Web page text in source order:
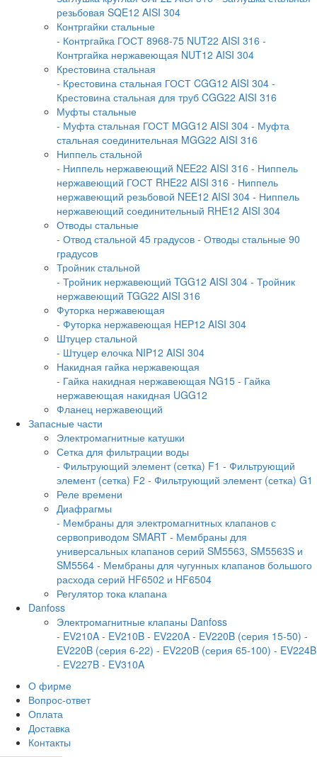
резьбовая SQE12 AISI 304
Контргайки стальные
- Контргайка ГОСТ 8968-75 NUT22 AISI 316 -
Контргайка нержавеющая NUT12 AISI 304
Крестовина стальная
- Крестовина стальная ГОСТ CGG12 AISI 304 -
Крестовина стальная для труб CGG22 AISI 316
Муфты стальные
- Муфта стальная ГОСТ MGG12 AISI 304 - Муфта
стальная соединительная MGG22 AISI 316
Ниппель стальной
- Ниппель нержавеющий NEE22 AISI 316 - Ниппель
нержавеющий ГОСТ RHE22 AISI 316 - Ниппель
нержавеющий резьбовой NEE12 AISI 304 - Ниппель
нержавеющий соединительный RHE12 AISI 304
Отводы стальные
- Отвод стальной 45 градусов - Отводы стальные 90
градусов
Тройник стальной
- Тройник нержавеющий TGG12 AISI 304 - Тройник
нержавеющий TGG22 AISI 316
Футорка нержавеющая
- Футорка нержавеющая HEP12 AISI 304
Штуцер стальной
- Штуцер елочка NIP12 AISI 304
Накидная гайка нержавеющая
- Гайка накидная нержавеющая NG15 - Гайка
нержавеющая накидная UGG12
Фланец нержавеющий
Запасные части
Электромагнитные катушки
Сетка для фильтрации воды
- Фильтрующий элемент (сетка) F1 - Фильтрующий
элемент (сетка) F2 - Фильтрующий элемент (сетка) G1
Реле времени
Диафрагмы
- Мембраны для электромагнитных клапанов с
сервоприводом SMART - Мембраны для
универсальных клапанов серий SM5563, SM5563S и
SM5564 - Мембраны для чугунных клапанов большого
расхода серий HF6502 и HF6504
Регулятор тока клапана
Danfoss
Электромагнитные клапаны Danfoss
- EV210A - EV210B - EV220A - EV220B (серия 15-50) -
EV220B (серия 6-22) - EV220B (серия 65-100) - EV224B
- EV227B - EV310A
О фирме
Вопрос-ответ
Оплата
Доставка
Контакты